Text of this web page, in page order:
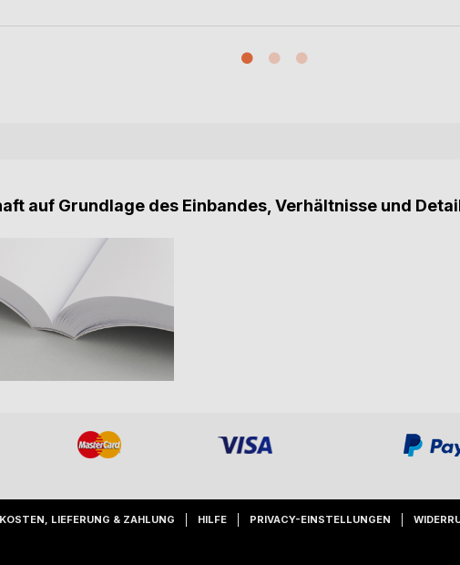
auf Grundlage des Einbandes, Verhältnisse und
LIEFERUNG & ZAHLUNG HILFE PRIVACY-EINSTELLUNGEN